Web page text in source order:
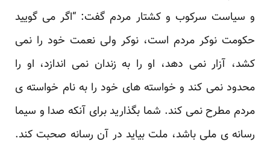
و سیاست سرکوب و کشتار مردم گفت: “اگر می گویید
حکومت نوکر مردم است، نوکر ولی نعمت خود را نمی
کشد، آزار نمی دهد، او را به زندان نمی اندازد، او را
محدود نمی کند و خواسته های خود را به نام خواسته ی
مردم مطرح نمی کند. شما بگذارید برای آنکه صدا و سیما
رسانه ی ملی باشد، ملت بیاید در آن رسانه صحبت کند.